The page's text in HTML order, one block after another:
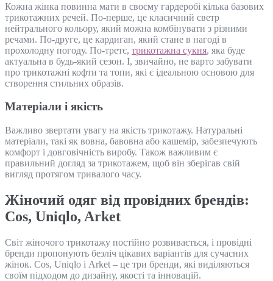
Кожна жінка повинна мати в своєму гардеробі кілька базових
трикотажних речей. По-перше, це класичний светр
нейтрального кольору, який можна комбінувати з різними
речами. По-друге, це кардиган, який стане в нагоді в
прохолодну погоду. По-третє, трикотажна сукня, яка буде
актуальна в будь-який сезон. І, звичайно, не варто забувати
про трикотажні кофти та топи, які є ідеальною основою для
створення стильних образів.
Матеріали і якість
Важливо звертати увагу на якість трикотажу. Натуральні
матеріали, такі як вовна, бавовна або кашемір, забезпечують
комфорт і довговічність виробу. Також важливим є
правильний догляд за трикотажем, щоб він зберігав свій
вигляд протягом тривалого часу.
Жіночий одяг від провідних брендів:
Cos, Uniqlo, Arket
Світ жіночого трикотажу постійно розвивається, і провідні
бренди пропонують безліч цікавих варіантів для сучасних
жінок. Cos, Uniqlo і Arket – це три бренди, які виділяються
своїм підходом до дизайну, якості та інновацій.